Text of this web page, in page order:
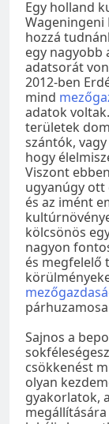
Egy holland
Wageningeni
hozzá
egy nagyobb
adatsorát
2012-ben
mind
adatok
területek
szántók,
hogy
Viszont
ugyanúgy ott
és az imént
kölcsönös
nagyon
és megfelelő
Sajnos a
csökkenést
olyan
gyakorlatok,